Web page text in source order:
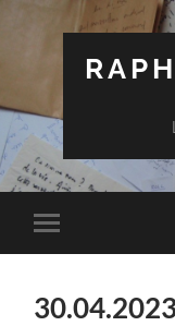
Toggle
mobile